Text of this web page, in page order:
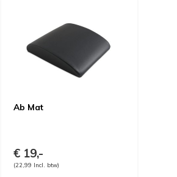
Ab Mat
€ 19,-
(22,99 Incl. btw)